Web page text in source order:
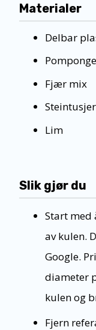
Materialer
Delbar
Fjær mix
Steintusjer
Lim
Slik gjør du
Start med
av kulen.
Google.
diameter
kulen og
Fjern